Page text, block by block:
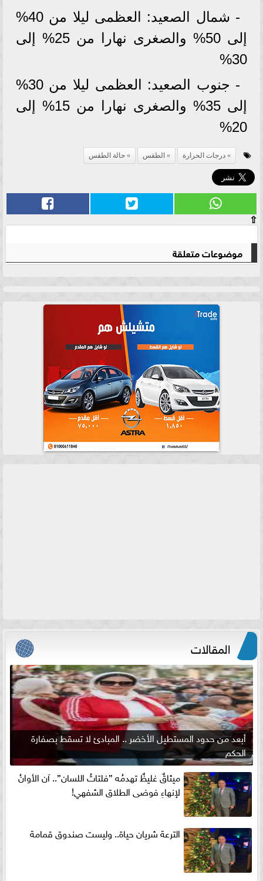
- شمال الصعيد: العظمى ليلا من 40%
إلى 50% والصغرى نهارا من 25% إلى
30%
- جنوب الصعيد: العظمى ليلا من 30%
إلى 35% والصغرى نهارا من 15% إلى
20%
درجات الحرارة الطقس حالة الطقس
⇧
موضوعات متعلقة
المقالات
أبعد من حدود المستطيل الأخضر .. المبادئ لا تسقط بصفارة
الحكم
ميثاقٌ غليظٌ تهدمُه ”فلتاتُ اللسان”.. آن الأوانُ
لإنهاءِ فوضى الطلاق الشفهي!
الترعة شريان حياة.. وليست صندوق قمامة